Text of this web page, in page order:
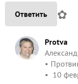
Ответить ✿
Protva
10